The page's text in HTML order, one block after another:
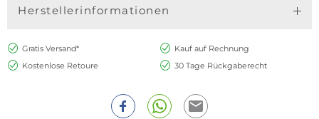
Herstellerinformationen
Gratis Versand*
Kauf auf Rechnung
Kostenlose Retoure
30 Tage Rückgaberecht